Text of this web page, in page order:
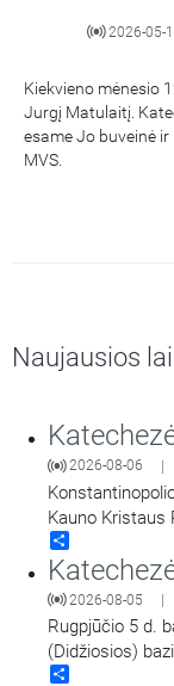
2026-05-
Kiekvieno mėnesio
Jurgį Matulaitį.
esame Jo buveinė
MVS.
Naujausios
2026-08-06
Kauno Kristaus
klebonas
Atsimainymo
2026-08-05
Rugpjūčio 5 d.
(Didžiosios)
vadinamą